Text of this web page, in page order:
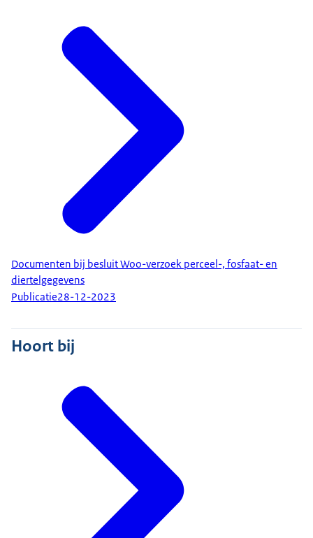
Documenten bij besluit Woo-verzoek perceel-, fosfaat- en
diertelgegevens
Publicatie28-12-2023
Hoort bij